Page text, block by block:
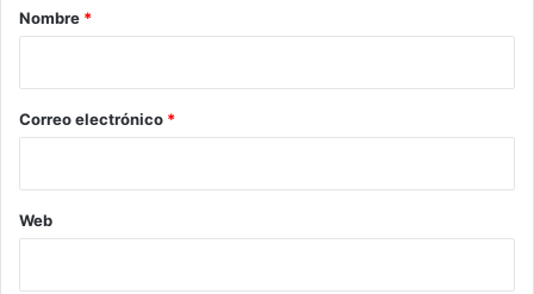
r
*
Nombre *
Correo electrónico *
Web